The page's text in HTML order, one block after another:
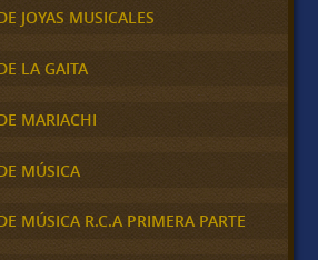
JOYAS MUSICALES
LA GAITA
MARIACHI
MÚSICA
MÚSICA R.C.A PRIMERA PARTE